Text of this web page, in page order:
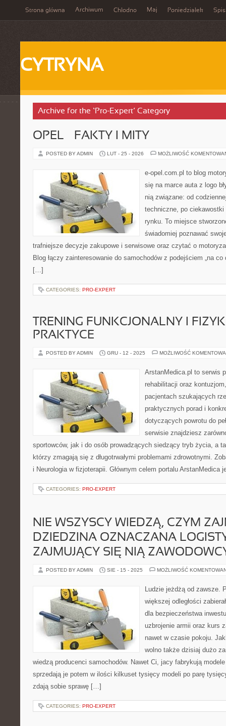
Strona główna Archiwum Chłodno Maj Poniedziałek Spis
CYTRYNA
Archive for the ‘Pro-Expert’ Category
OPEL – FAKTY I MITY
POSTED BY ADMIN LUT - 25 - 2026 MOŻLIWOŚĆ
e-opel.com.pl to blog
się na marce auta z logo
nią związane: od
techniczne, po
rynku. To miejsce
świadomiej poznawać
trafniejsze decyzje zakupowe i serwisowe oraz czytać o
Blog łączy zainteresowanie do samochodów z podejściem „na
[…]
CATEGORIES: PRO-EXPERT
TRENING FUNKCJONALNY I
PRAKTYCE
POSTED BY ADMIN GRU - 12 - 2025 MOŻLIWOŚĆ
ArstanMedica.pl to serwis
rehabilitacji oraz
pacjentach szukających
praktycznych porad i
dotyczących powrotu do
serwisie znajdziesz
sportowców, jak i do osób prowadzących siedzący tryb życia, a
którzy zmagają się z długotrwałymi problemami zdrowotnymi.
i Neurologia w fizjoterapii. Głównym celem portalu ArstanMedica
CATEGORIES: PRO-EXPERT
NIE WSZYSCY WIEDZĄ, CZYM
DZIEDZINA OZNACZANA
ZAJMUJĄCY SIĘ NIĄ
POSTED BY ADMIN SIE - 15 - 2025 MOŻLIWOŚĆ
Ludzie jeżdżą od zawsze.
większej odległości
dla bezpieczeństwa
uzbrojenie armii oraz kurs
nawet w czasie pokoju.
wolno także dzisiaj dużo
wiedzą producenci samochodów. Nawet Ci, jacy fabrykują
sprzedają je potem w ilości kilkuset tysięcy modeli po parę
zdają sobie sprawę […]
CATEGORIES: PRO-EXPERT